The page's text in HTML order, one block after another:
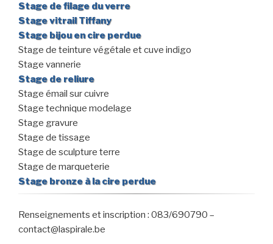
Stage de filage du verre
Stage vitrail Tiffany
Stage bijou en cire perdue
Stage de teinture végétale et cuve indigo
Stage vannerie
Stage de reliure
Stage émail sur cuivre
Stage technique modelage
Stage gravure
Stage de tissage
Stage de sculpture terre
Stage de marqueterie
Stage bronze à la cire perdue
Renseignements et inscription : 083/690790 –
contact@laspirale.be